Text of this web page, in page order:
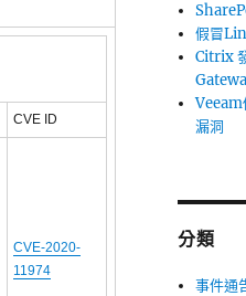
CVE ID
CVE-2020-
11974
假冒
Citrix
漏洞
分類
事件通